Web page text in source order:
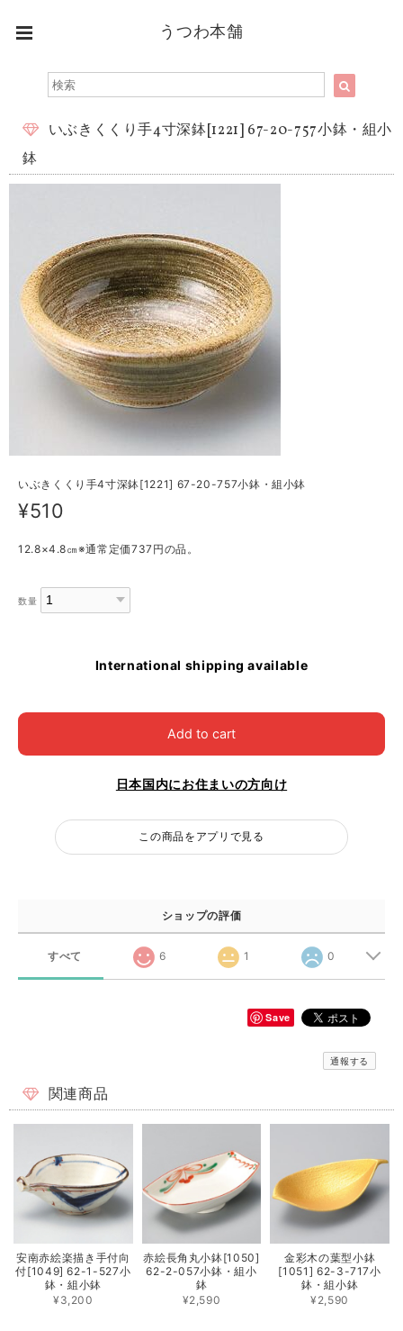
うつわ本舗
いぶきくくり手4寸深鉢[1221] 67-20-757小鉢・組小
鉢
いぶきくくり手4寸深鉢[1221] 67-20-757小鉢・組小鉢
¥510
12.8×4.8㎝※通常定価737円の品。
数量
International shipping available
Add to cart
日本国内にお住まいの方向け
この商品をアプリで見る
ショップの評価
すべて 6 1 0
Save
通報する
関連商品
安南赤絵楽描き手付向
付[1049] 62-1-527小
鉢・組小鉢
¥3,200
赤絵長角丸小鉢[1050]
62-2-057小鉢・組小
鉢
¥2,590
金彩木の葉型小鉢
[1051] 62-3-717小
鉢・組小鉢
¥2,590